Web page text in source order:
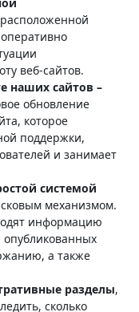
веб-сайтов.
наших сайтов –
обновление
которое
поддержки,
и занимает
системой
механизмом.
информацию
опубликованных
а также
разделы,
сколько